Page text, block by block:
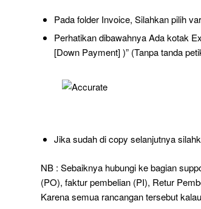
Pada folder Invoice, Silahkan pilih
Perhatikan dibawahnya Ada kotak
[Down Payment] )” (Tanpa tanda
Jika sudah di copy selanjutnya
NB : Sebaiknya hubungi ke bagian
(PO), faktur pembelian (PI), Retur
Karena semua rancangan tersebut